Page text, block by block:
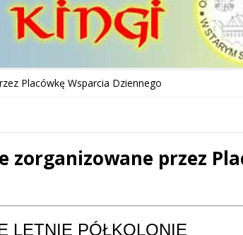
Placówkę Wsparcia Dziennego
zorganizowane przez
LETNIE PÓŁKOLONIE